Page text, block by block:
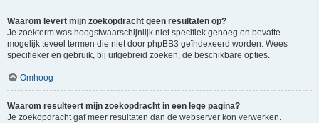
Waarom levert mijn zoekopdracht geen resultaten op?
Je zoekterm was hoogstwaarschijnlijk niet specifiek genoeg en bevatte
mogelijk teveel termen die niet door phpBB3 geïndexeerd worden. Wees
specifieker en gebruik, bij uitgebreid zoeken, de beschikbare opties.
Omhoog
Waarom resulteert mijn zoekopdracht in een lege pagina?
Je zoekopdracht gaf meer resultaten dan de webserver kon verwerken.